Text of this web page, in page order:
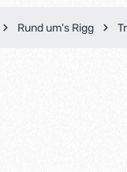
Rund um's Rigg